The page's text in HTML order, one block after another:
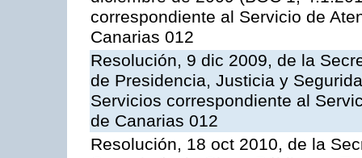
correspondiente al Servicio de
Canarias 012
Resolución, 9 dic 2009, de la
de Presidencia, Justicia y
Servicios correspondiente al
de Canarias 012
Resolución, 18 oct 2010, de la